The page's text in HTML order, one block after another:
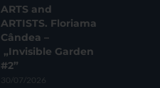
ARTS and
ARTISTS. Floriama
Cândea –
„Invisible Garden
#2”
30/07/2026